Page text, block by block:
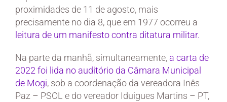
proximidades de 11 de agosto, mais
precisamente no dia 8, que em 1977 ocorreu a
leitura de um manifesto contra ditatura militar.
Na parte da manhã, simultaneamente, a carta de
2022 foi lida no auditório da Câmara Municipal
de Mogi, sob a coordenação da vereadora Inês
Paz – PSOL e do vereador Iduigues Martins – PT,